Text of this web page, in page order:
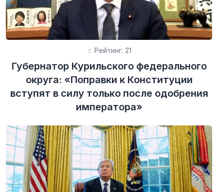
Рейтинг: 21
Губернатор Курильского федерального
округа: «Поправки к Конституции
вступят в силу только после одобрения
императора»